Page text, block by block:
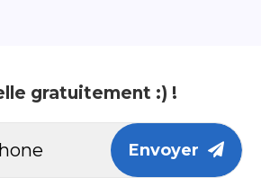
gratuitement :) !
Envoyer